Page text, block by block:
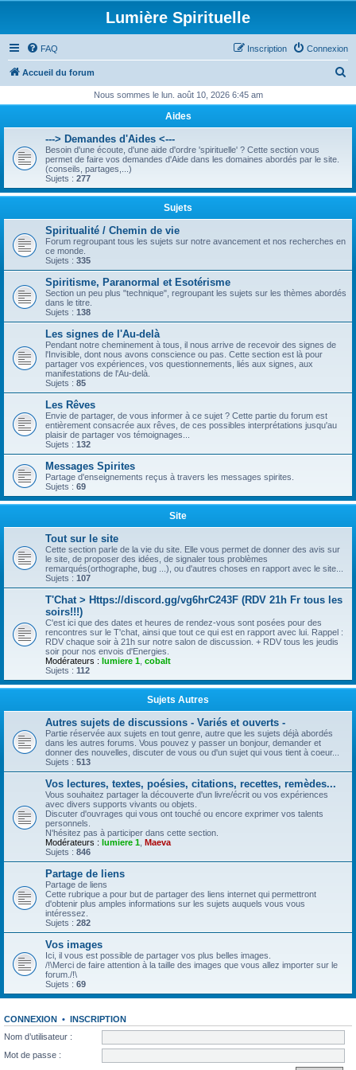
Lumière Spirituelle
FAQ Connexion
Inscription
Accueil du forum
h
c
Nous sommes le lun. août 10, 2026 6:45 am
Aides
---> Demandes d'Aides <---
Besoin d'une écoute, d'une aide d'ordre 'spirituelle' ? Cette section vous
permet de faire vos demandes d'Aide dans les domaines abordés par le site.
(conseils, partages,...)
Sujets : 277
Sujets
Spiritualité / Chemin de vie
Forum regroupant tous les sujets sur notre avancement et nos recherches en
ce monde.
Sujets : 335
Spiritisme, Paranormal et Esotérisme
Section un peu plus "technique", regroupant les sujets sur les thèmes abordés
dans le titre.
Sujets : 138
Les signes de l'Au-delà
Pendant notre cheminement à tous, il nous arrive de recevoir des signes de
l'Invisible, dont nous avons conscience ou pas. Cette section est là pour
partager vos expériences, vos questionnements, liés aux signes, aux
manifestations de l'Au-delà.
Sujets : 85
Les Rêves
Envie de partager, de vous informer à ce sujet ? Cette partie du forum est
entièrement consacrée aux rêves, de ces possibles interprétations jusqu'au
plaisir de partager vos témoignages...
Sujets : 132
Messages Spirites
Partage d'enseignements reçus à travers les messages spirites.
Sujets : 69
Site
Tout sur le site
Cette section parle de la vie du site. Elle vous permet de donner des avis sur
le site, de proposer des idées, de signaler tous problèmes
remarqués(orthographe, bug ...), ou d'autres choses en rapport avec le site...
Sujets : 107
T'Chat > Https://discord.gg/vg6hrC243F (RDV 21h Fr tous les
soirs!!!)
C'est ici que des dates et heures de rendez-vous sont posées pour des
rencontres sur le T'chat, ainsi que tout ce qui est en rapport avec lui. Rappel :
RDV chaque soir à 21h sur notre salon de discussion. + RDV tous les jeudis
soir pour nos envois d'Energies.
Modérateurs : lumiere 1 cobalt
Sujets : 112
Sujets Autres
Autres sujets de discussions - Variés et ouverts -
Partie réservée aux sujets en tout genre, autre que les sujets déjà abordés
dans les autres forums. Vous pouvez y passer un bonjour, demander et
donner des nouvelles, discuter de vous ou d'un sujet qui vous tient à coeur...
Sujets : 513
Vos lectures, textes, poésies, citations, recettes, remèdes...
Vous souhaitez partager la découverte d'un livre/écrit ou vos expériences
avec divers supports vivants ou objets.
Discuter d'ouvrages qui vous ont touché ou encore exprimer vos talents
personnels.
N'hésitez pas à participer dans cette section.
Modérateurs : lumiere 1 Maeva
Sujets : 846
Partage de liens
Partage de liens
Cette rubrique a pour but de partager des liens internet qui permettront
d'obtenir plus amples informations sur les sujets auquels vous vous
intéressez.
Sujets : 282
Vos images
Ici, il vous est possible de partager vos plus belles images.
/!\Merci de faire attention à la taille des images que vous allez importer sur le
forum./!\
Sujets : 69
CONNEXION • INSCRIPTION
Nom d’utilisateur :
Mot de passe :